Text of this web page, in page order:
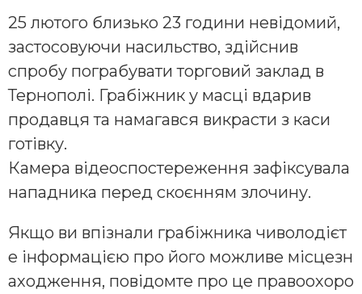
25 лютого близько 23 години невідомий,
застосовуючи насильство, здійснив
спробу пограбувати торговий заклад в
Тернополі. Грабіжник у масці вдарив
продавця та намагався викрасти з каси
готівку.
Камера відеоспостереження зафіксувала
нападника перед скоєнням злочину.
Якщо ви впізнали грабіжника чиволодієт
е інформацією про його можливе місцезн
аходження, повідомте про це правоохоро